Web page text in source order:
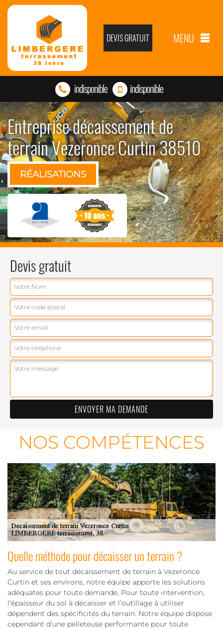
DEVIS GRATUIT MENU
indisponible indisponible
Entreprise décaissement de
terrain Vezeronce Curtin 38510
RÉALISATIONS
Devis gratuit
NOS COMPÉTENCES
Quelle méthode pour décaisser un terrain ?
Au service de tout décaissement de terrain à Vezeronce
Curtin et ses environs, notre équipe apporte les solutions
adéquates pour toute demande. Pour toute intervention,
l’épaisseur du sol à décaisser et l’outillage à utiliser
dépendent des spécificités du terrain. Notre équipe dispose
cependant d’une pelleteuse performante pour toute